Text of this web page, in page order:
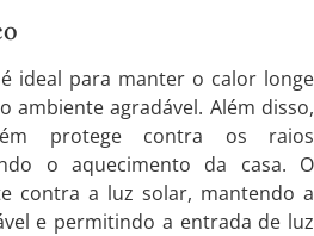
ideal para manter o calor longe
ambiente agradável. Além disso,
protege contra os raios
o aquecimento da casa. O
contra a luz solar, mantendo a
e permitindo a entrada de luz